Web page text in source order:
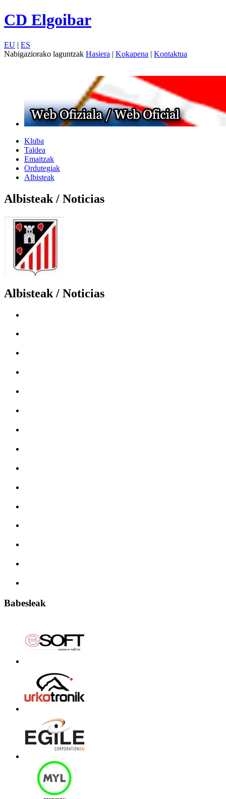
CD Elgoibar
EU | ES
Nabigaziorako laguntzak Hasiera | Kokapena | Kontaktua
Kluba
Taldea
Emaitzak
Ordutegiak
Albisteak
Albisteak / Noticias
Albisteak / Noticias
Babesleak